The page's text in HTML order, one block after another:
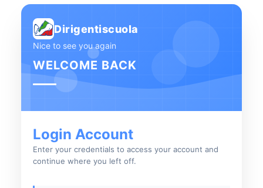
Dirigentiscuola
Nice to see you again
WELCOME BACK
Login Account
Enter your credentials to access your account and
continue where you left off.